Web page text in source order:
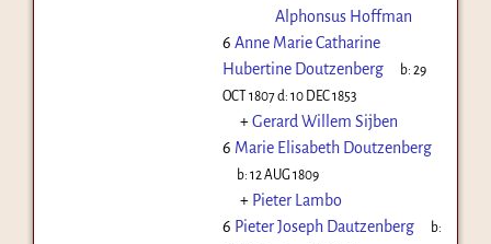
Alphonsus Hoffman
6 Anne Marie Catharine
Hubertine Doutzenberg
b:29
OCT 1807d: 10 DEC 1853
+Gerard Willem Sijben
6 Marie Elisabeth Doutzenberg
b:12 AUG 1809
+ Pieter Lambo
6 Pieter Joseph Dautzenberg
b: